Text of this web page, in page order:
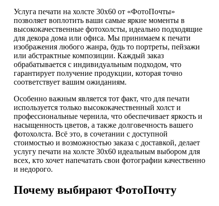
Услуга печати на холсте 30х60 от «ФотоПочты»
позволяет воплотить ваши самые яркие моменты в
высококачественные фотохолсты, идеально подходящие
для декора дома или офиса. Мы принимаем к печати
изображения любого жанра, будь то портреты, пейзажи
или абстрактные композиции. Каждый заказ
обрабатывается с индивидуальным подходом, что
гарантирует получение продукции, которая точно
соответствует вашим ожиданиям.
Особенно важным является тот факт, что для печати
используется только высококачественный холст и
профессиональные чернила, что обеспечивает яркость и
насыщенность цветов, а также долговечность вашего
фотохолста. Всё это, в сочетании с доступной
стоимостью и возможностью заказа с доставкой, делает
услугу печати на холсте 30х60 идеальным выбором для
всех, кто хочет напечатать свои фотографии качественно
и недорого.
Почему выбирают ФотоПочту